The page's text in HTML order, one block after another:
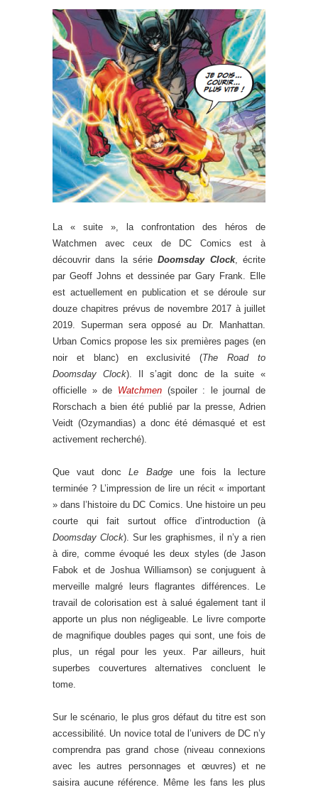
La « suite », la confrontation des héros de
Watchmen avec ceux de DC Comics est à
découvrir dans la sérieDoomsday Clock, écrite
par Geoff Johns et dessinée par Gary Frank. Elle
est actuellement en publication et se déroule sur
douze chapitres prévus de novembre 2017 à juillet
2019. Superman sera opposé au Dr. Manhattan.
Urban Comics propose les six premières pages (en
noir et blanc) en exclusivité (The Road to
Doomsday Clock). Il s’agit donc de la suite «
officielle » de Watchmen(spoiler : le journal de
Rorschach a bien été publié par la presse, Adrien
Veidt (Ozymandias) a donc été démasqué et est
activement recherché).
Que vaut donc Le Badgeune fois la lecture
terminée ? L’impression de lire un récit « important
» dans l’histoire du DC Comics. Une histoire un peu
courte qui fait surtout office d’introduction (à
Doomsday Clock). Sur les graphismes, il n’y a rien
à dire, comme évoqué les deux styles (de Jason
Fabok et de Joshua Williamson) se conjuguent à
merveille malgré leurs flagrantes différences. Le
travail de colorisation est à salué également tant il
apporte un plus non négligeable. Le livre comporte
de magnifique doubles pages qui sont, une fois de
plus, un régal pour les yeux. Par ailleurs, huit
superbes couvertures alternatives concluent le
tome.
Sur le scénario, le plus gros défaut du titre est son
accessibilité. Un novice total de l’univers de DC n’y
comprendra pas grand chose (niveau connexions
avec les autres personnages et œuvres) et ne
saisira aucune référence. Même les fans les plus